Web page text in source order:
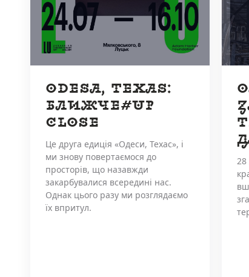
ODESA, TEXAS:
БЛИЖЧЕ/UP
CLOSE
Це друга едиція «Одеси, Техас», і
ми знову повертаємося до
просторів, що назавжди
закарбувалися всередині нас.
Однак цього разу ми розглядаємо
їх впритул.
28